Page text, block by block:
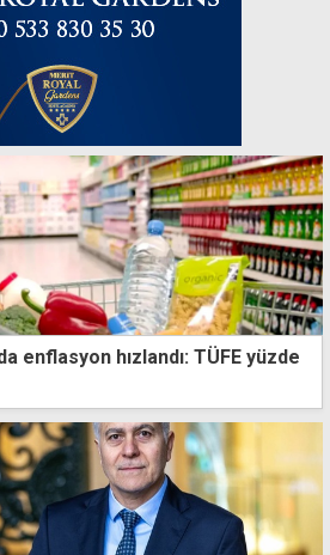
enflasyon hızlandı: TÜFE yüzde